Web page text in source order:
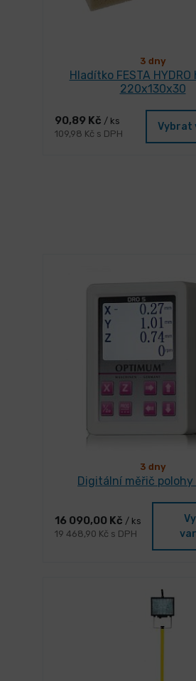
3 dny
Hladítko FESTA
220x130x30
90,89 Kč / ks
109,98 Kč s DPH
Vybrat
3 dny
Digitální měřič polohy
16 090,00 Kč / ks
19 468,90 Kč s DPH